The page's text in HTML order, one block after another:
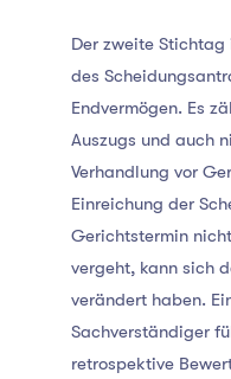
Der zweite
des
Endvermögen. Es
Auszugs und auch
Verhandlung vor
Einreichung der
Gerichtstermin
vergeht, kann sich
verändert haben.
Sachverständiger
retrospektive